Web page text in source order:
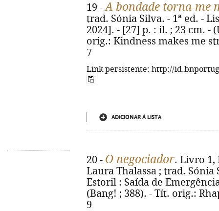
19 -A bondade torna-me
trad. Sónia Silva. - 1ª ed. -
2024]. - [27] p. : il. ; 23 cm. -
orig.: Kindness makes me
7
Link persistente: http://
ADICIONAR À LISTA
20 - O negociador. Livro 1,
Laura Thalassa ; trad. Sónia
Estoril : Saída de
(Bang! ; 388). - Tít. orig.:
9